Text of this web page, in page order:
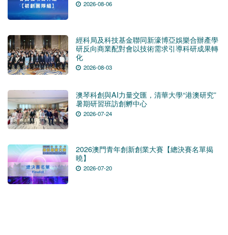
2026-08-06
經科局及科技基金聯同新濠博亞娛樂合辦產學
研反向商業配對會以技術需求引導科研成果轉
化
2026-08-03
澳琴科創與AI力量交匯，清華大學“港澳研究”
暑期研習班訪創孵中心
2026-07-24
2026澳門青年創新創業大賽【總決賽名單揭
曉】
2026-07-20